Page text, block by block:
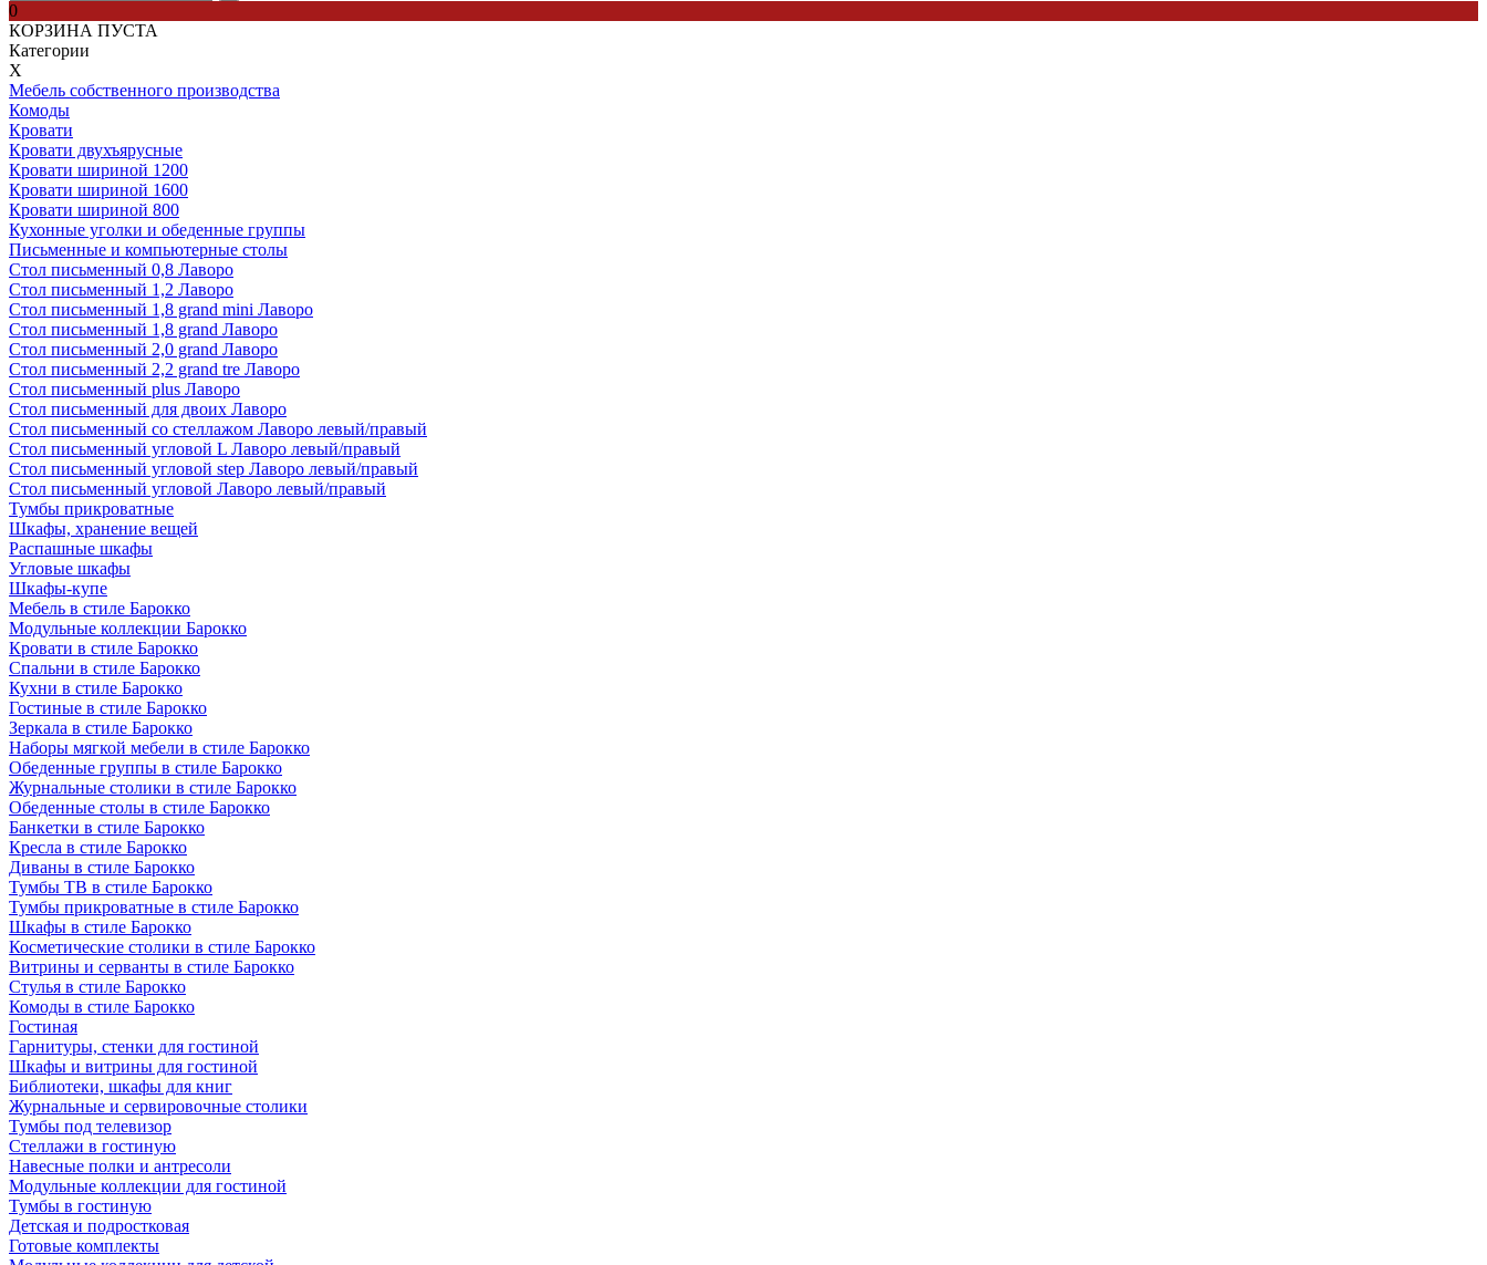
0
КОРЗИНА ПУСТА
Категории
Х
Мебель собственного производства
Комоды
Кровати
Кровати двухъярусные
Кровати шириной 1200
Кровати шириной 1600
Кровати шириной 800
Кухонные уголки и обеденные группы
Письменные и компьютерные столы
Стол письменный 0,8 Лаворо
Стол письменный 1,2 Лаворо
Стол письменный 1,8 grand mini Лаворо
Стол письменный 1,8 grand Лаворо
Стол письменный 2,0 grand Лаворо
Стол письменный 2,2 grand tre Лаворо
Стол письменный plus Лаворо
Стол письменный для двоих Лаворо
Стол письменный со стеллажом Лаворо левый/правый
Стол письменный угловой L Лаворо левый/правый
Стол письменный угловой step Лаворо левый/правый
Стол письменный угловой Лаворо левый/правый
Тумбы прикроватные
Шкафы, хранение вещей
Распашные шкафы
Угловые шкафы
Шкафы-купе
Мебель в стиле Барокко
Модульные коллекции Барокко
Кровати в стиле Барокко
Спальни в стиле Барокко
Кухни в стиле Барокко
Гостиные в стиле Барокко
Зеркала в стиле Барокко
Наборы мягкой мебели в стиле Барокко
Обеденные группы в стиле Барокко
Журнальные столики в стиле Барокко
Обеденные столы в стиле Барокко
Банкетки в стиле Барокко
Кресла в стиле Барокко
Диваны в стиле Барокко
Тумбы ТВ в стиле Барокко
Тумбы прикроватные в стиле Барокко
Шкафы в стиле Барокко
Косметические столики в стиле Барокко
Витрины и серванты в стиле Барокко
Стулья в стиле Барокко
Комоды в стиле Барокко
Гостиная
Гарнитуры, стенки для гостиной
Шкафы и витрины для гостиной
Библиотеки, шкафы для книг
Журнальные и сервировочные столики
Тумбы под телевизор
Стеллажи в гостиную
Навесные полки и антресоли
Модульные коллекции для гостиной
Тумбы в гостиную
Детская и подростковая
Готовые комплекты